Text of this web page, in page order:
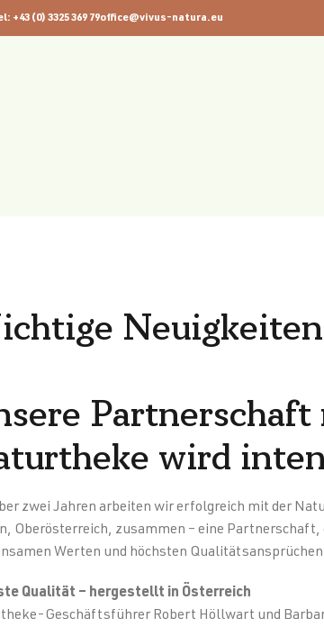
+43 (0) 3325 369 79office@vivus-natura.eu
Partnerschaft
wird
zwei Jahren arbeiten wir erfolgreich mit der
Oberösterreich, zusammen – eine Partnerschaft,
Werten und höchsten
Qualität – hergestellt in Österreich
Geschäftsführer Robert Höllwart und